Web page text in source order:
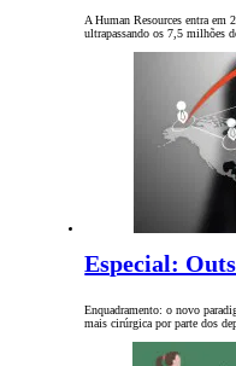
A Human Resources entra em
ultrapassando os 7,5 milhões
Especial:
Enquadramento: o novo
mais cirúrgica por parte dos